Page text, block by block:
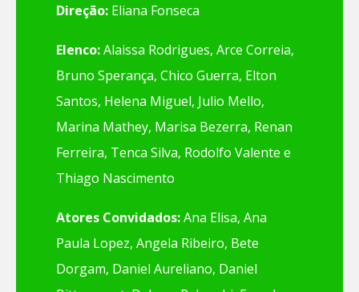
Direção: Eliana Fonseca
Elenco:Alaissa Rodrigues, Arce Correia,
Bruno Sperança, Chico Guerra, Elton
Santos, Helena Miguel, Julio Mello,
Marina Mathey, Marisa Bezerra, Renan
Ferreira, Tenca Silva, Rodolfo Valente e
Thiago Nascimento
Atores Convidados:Ana Elisa, Ana
Paula Lopez, Angela Ribeiro, Bete
Dorgam, Daniel Aureliano, Daniel